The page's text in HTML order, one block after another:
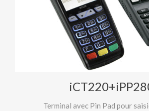
Terminal avec Pin Pad pour